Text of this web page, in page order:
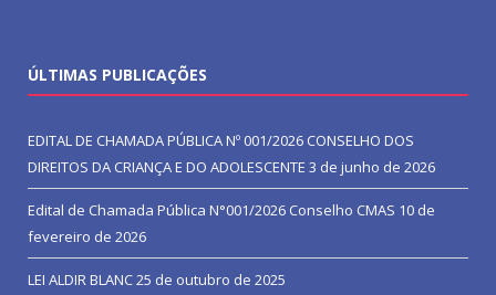
ÚLTIMAS PUBLICAÇÕES
EDITAL DE CHAMADA PÚBLICA Nº 001/2026 CONSELHO DOS
DIREITOS DA CRIANÇA E DO ADOLESCENTE 3 de junho de 2026
Edital de Chamada Pública N°001/2026 Conselho CMAS 10 de
fevereiro de 2026
LEI ALDIR BLANC25 de outubro de 2025